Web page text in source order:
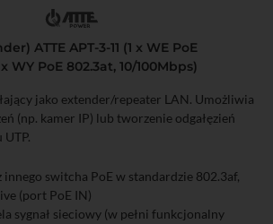
ATTE APT-3-11 (1 x WE PoE
WY PoE 802.3at, 10/100Mbps)
jako extender/repeater LAN. Umożliwia
(np. kamer IP) lub tworzenie odgałęzień
innego switcha PoE w standardzie 802.3af,
(port PoE IN)
sygnał sieciowy (w pełni funkcjonalny